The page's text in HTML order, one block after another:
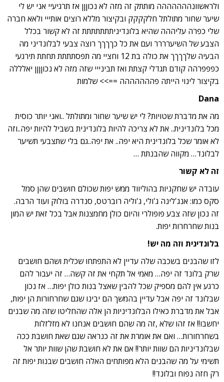
ולראשוונההההההה מותתק זה מזה לא נכוןןן אז תרגיעיי אני יש לי
שיער שחור מתולתל חלקקקק ובקיצור מללא רוצים אותייי ולאא חברה
שלי כפרה עליההה שהיא בלונדיניתתתתתתת זה לא קשור בכלל
הצבע של השיערררר ועם את כל כךךךך רוצה צבעי לבלונדיני מה
הבעיה שלךךךך את כולה בת 12 וחציי מה תפסתתתת תחתת תירגעי
כפפפרהה קודם תגדלי קצתת ואז תבינייי שזה מזה לא נכוןןןן יאלללה
בקיצור לינוי הייתה פההההההה ==>> שלמות
Dana
מה את מדברת שטויות? לי יש שיער שחור ומתולתל ..ואני יותר כוסית
מכל בלונדינית.. את לא צריכה להיות בלונדינית בשביל להיות יפה..וזה
לא אומר שכל בלונדינית היא יפה.. את יפה..גם בלי שתצבעי תשיער
לבלונד… מקווה שהבנתת …
זה לא קשור
עובדה יש שחקניות בהוליווד ממש יפות שכולם חושבים שהן סמל
סקס כמו: אנג'לינה ג'ולי, ג'וליה רוברטס, סנדרה בולוק ועוד הרבה.
זה נכון שזה צבע פופולרי והיום כולן מחמצנות אבל בכל זאת יש המון
בנות שחרחרות יפות.
בלונדינית וזה מה יש!
לזו שהבנים בשכבה שלה עדיין לא התפתחו שכלית ושהם חושבים
שרק בלונד זה יפה… מאמי אל תקחי את זה קשה… זה יעבור להם
כרגע אין להם מספיק שכל להבין שאצל בנות כולן יפות… אז נכון
שבלונד זה יפה אבל עדיין בהמשך הם יבינו שגם שחרחורות הן יפות,
אבל את מדברת כאילו הבלונדיניות הן אלה שהחליטו שזה מה שבנים
יחשבו!! אז זהו שלא ,זה מה שהם חושבים אנחנו לא מזלזלות
בשחרחורות… ואם את אומרת את זה כנראה שגם שאת חושבת ככה
שבלונדיניות הם שוות יותר!! אם את לא חושבת שהן שוות יותר אל
תשימי על מה שהבנים הלא מפותחים האלה חושבים שבנות יפות זה
רק חזה נפוח ובלונד!!